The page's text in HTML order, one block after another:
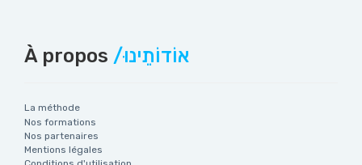
À propos /אוֹדוֹתֵינוּ
La méthode
Nos formations
Nos partenaires
Mentions légales